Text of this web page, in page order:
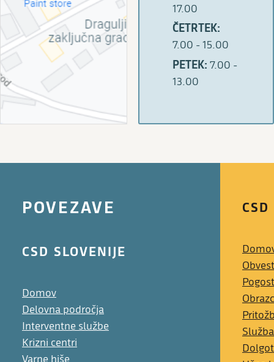
17.00
ČETRTEK:
7.00 - 15.00
PETEK: 7.00 -
13.00
POVEZAVE
CSD SLOVENIJE
Domov
Delovna področja
Interventne službe
Krizni centri
Varne hiše